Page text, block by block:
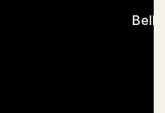
Bellini